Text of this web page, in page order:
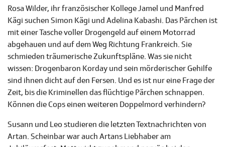
Rosa Wilder, ihr französischer Kollege Jamel und Manfred
Kägi suchen Simon Kägi und Adelina Kabashi. Das Pärchen ist
mit einer Tasche voller Drogengeld auf einem Motorrad
abgehauen und auf dem Weg Richtung Frankreich. Sie
schmieden träumerische Zukunftspläne. Was sie nicht
wissen: Drogenbaron Korday und sein mörderischer Gehilfe
sind ihnen dicht auf den Fersen. Und es ist nur eine Frage der
Zeit, bis die Kriminellen das flüchtige Pärchen schnappen.
Können die Cops einen weiteren Doppelmord verhindern?
Susann und Leo studieren die letzten Textnachrichten von
Artan. Scheinbar war auch Artans Liebhaber am